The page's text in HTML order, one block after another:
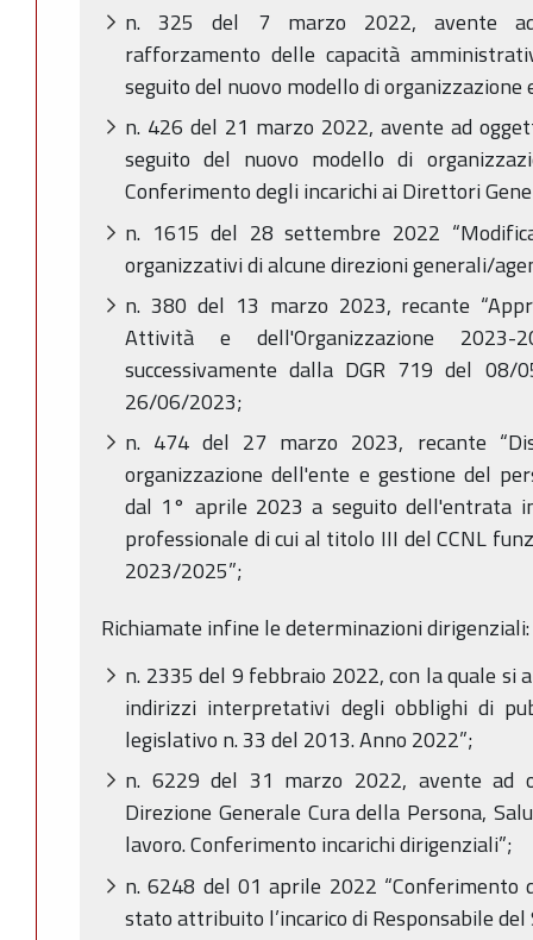
n. 325 del 7 marzo 2022, avente ad
rafforzamento delle capacità
seguito del nuovo modello di organizzazione
n. 426 del 21 marzo 2022, avente ad
seguito del nuovo modello di
Conferimento degli incarichi ai Direttori
n. 1615 del 28 settembre 2022
organizzativi di alcune direzioni generali/
n. 380 del 13 marzo 2023, recante
Attività e dell'Organizzazione 2023-
successivamente dalla DGR 719 del
26/06/2023;
n. 474 del 27 marzo 2023, recante
organizzazione dell'ente e gestione del
dal 1° aprile 2023 a seguito dell'entrata
professionale di cui al titolo III del CCNL
2023/2025”;
Richiamate infine le determinazioni dirigenziali:
n. 2335 del 9 febbraio 2022, con la quale si
indirizzi interpretativi degli obblighi di
legislativo n. 33 del 2013. Anno 2022”;
n. 6229 del 31 marzo 2022, avente ad
Direzione Generale Cura della Persona,
lavoro. Conferimento incarichi dirigenziali”;
n. 6248 del 01 aprile 2022 “Conferimento
stato attribuito l’incarico di Responsabile